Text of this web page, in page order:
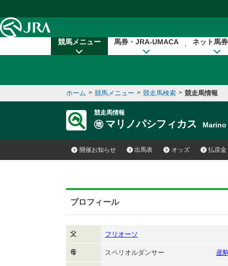
競馬メニュー 馬券・JRA-UMACA ネット馬
ホーム > 競馬メニュー > 競走馬検索 > 競走馬情報
競走馬情報
マリノパシフィカス
開催お知らせ 出馬表 オッズ 払戻金
プロフィール
父 フリオーソ
母 スペリオルダンサー 産